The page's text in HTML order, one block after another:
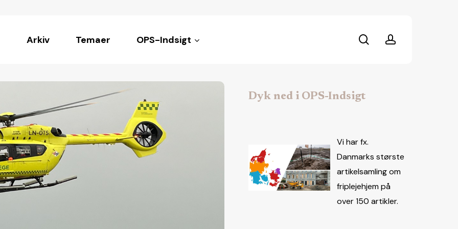
Arkiv Temaer OPS-Indsigt searchaccount
Dyk ned i OPS-Indsigt
Vi har fx.
Danmarks største
artikelsamling om
friplejehjem på
over 150 artikler.